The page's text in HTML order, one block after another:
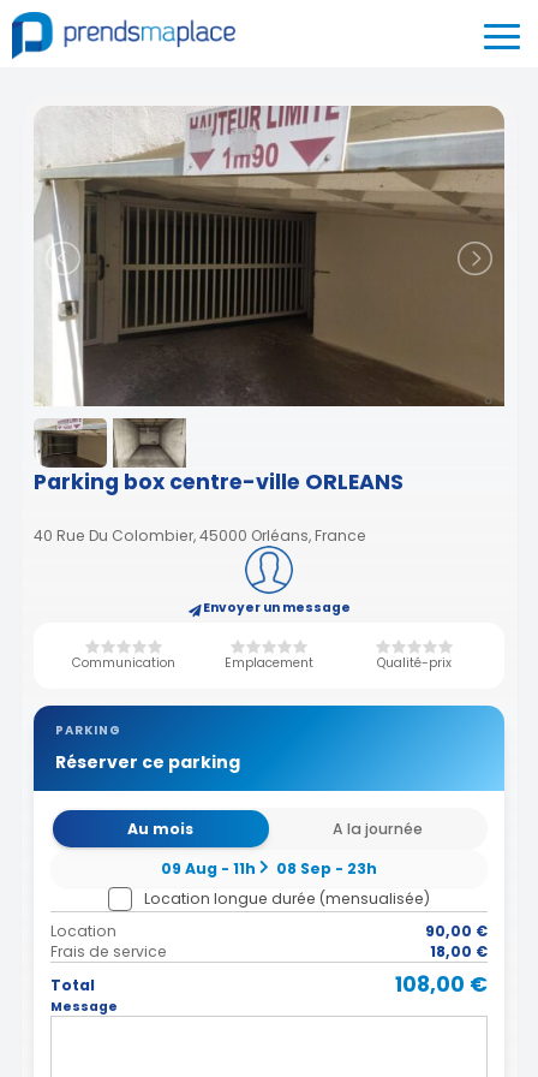
Parking box centre-ville ORLEANS
40 Rue Du Colombier, 45000 Orléans, France
Envoyer un message
Communication Emplacement Qualité-prix
PARKING
Réserver ce parking
Au mois
A la journée
09 Aug - 11h
08 Sep - 23h
Location longue durée (mensualisée)
Location
90,00 €
Frais de service
18,00 €
Total
108,00 €
Message